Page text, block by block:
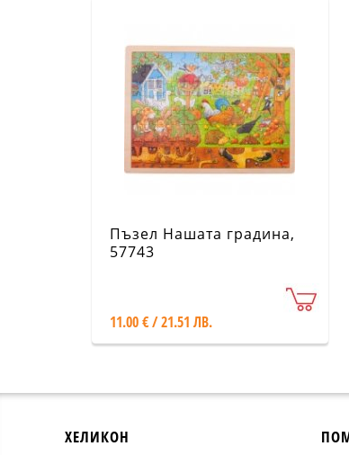
Пъзел Нашата градина,
57743
11.00 € / 21.51 ЛВ.
ХЕЛИКОН